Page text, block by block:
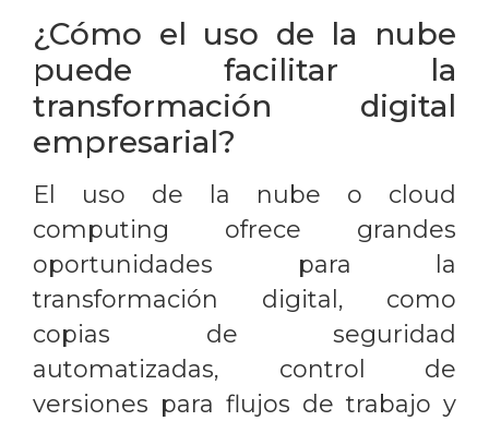
¿Cómo el uso de la nube
puede facilitar la
transformación digital
empresarial?
El uso de la nube o cloud
computing ofrece grandes
oportunidades para la
transformación digital, como
copias de seguridad
automatizadas, control de
versiones para flujos de trabajo y